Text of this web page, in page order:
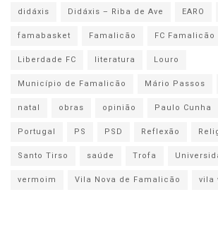
didáxis
Didáxis – Riba de Ave EARO
famabasket
Famalicão FC Famalicão
Liberdade FC
literatura
Louro
Município de Famalicão
Mário Passos
natal
obras opinião Paulo Cunha
Portugal
PS PSD Reflexão
Santo Tirso
saúde Trofa
vermoim
Vila Nova de Famalicão vila